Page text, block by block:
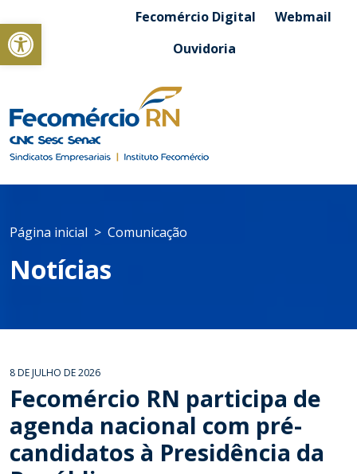
Abrir a barra de ferramentasFecomércio Digital
Webmail
Ouvidoria
Página inicial Comunicação
Notícias
8 DE JULHO DE 2026
Fecomércio RN participa de
agenda nacional com pré-
candidatos à Presidência da